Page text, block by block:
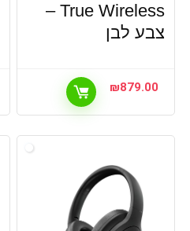
True Wireless –
צבע לבן
₪879.00